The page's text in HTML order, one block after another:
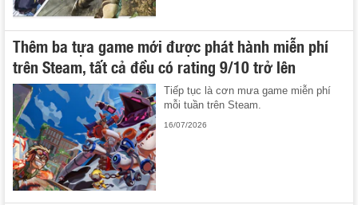
Thêm ba tựa game mới được phát hành miễn phí
trên Steam, tất cả đều có rating 9/10 trở lên
Tiếp tục là cơn mưa game miễn phí
mỗi tuần trên Steam.
16/07/2026